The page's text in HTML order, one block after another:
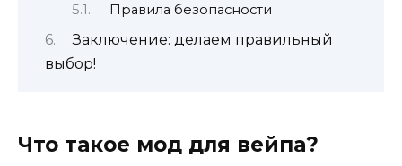
Правила безопасности
Заключение: делаем правильный
выбор!
Что такое мод для вейпа?